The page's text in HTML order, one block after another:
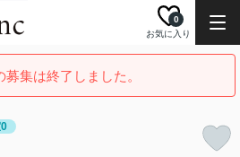
お気に入り
0
募集は終了しました。